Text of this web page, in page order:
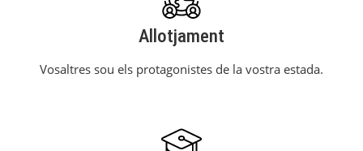
Allotjament
Vosaltres sou els protagonistes de la vostra estada.